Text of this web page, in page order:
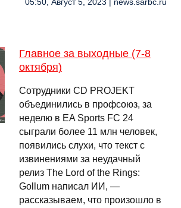
05:50, Август 5, 2023 | news.sarbc.ru
Главное за выходные (7-8
октября)
Сотрудники CD PROJEKT
объединились в профсоюз, за
неделю в EA Sports FC 24
сыграли более 11 млн человек,
появились слухи, что текст с
извинениями за неудачный
релиз The Lord of the Rings:
Gollum написал ИИ, —
рассказываем, что произошло в